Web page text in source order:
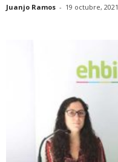
Juanjo Ramos - 19 octubre, 2021